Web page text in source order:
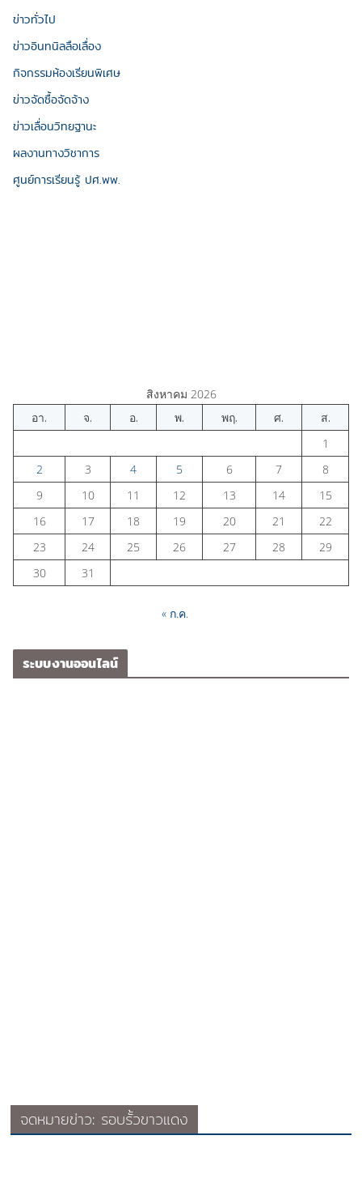
ข่าวทั่วไป
ข่าวอินทนิลลือเลื่อง
กิจกรรมห้องเรียนพิเศษ
ข่าวจัดซื้อจัดจ้าง
ข่าวเลื่อนวิทยฐานะ
ผลงานทางวิชาการ
ศูนย์การเรียนรู้ ปศ.พพ.
สิงหาคม 2026
อา.
จ. อ. พ. พฤ. ศ.
ส.
1
2
3 4 5 6 7
8
9
10 11 12 13 14
15
16
17 18 19 20 21
22
23
24 25 26 27 28
29
30
31
« ก.ค.
ระบบงานออนไลน์
จดหมายข่าว: รอบรั้วขาวแดง